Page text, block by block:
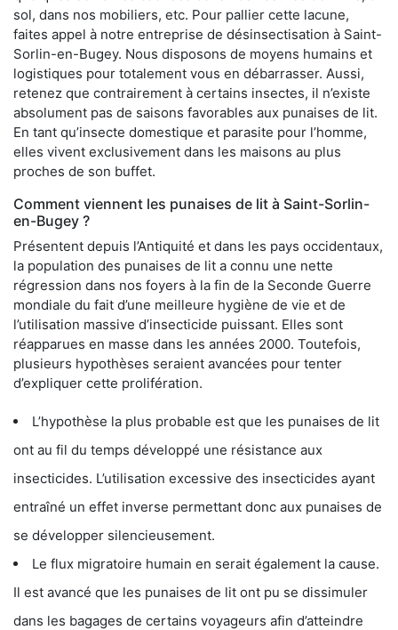
sol, dans nos mobiliers, etc. Pour pallier cette lacune,
faites appel à notre entreprise de désinsectisation à Saint-
Sorlin-en-Bugey. Nous disposons de moyens humains et
logistiques pour totalement vous en débarrasser. Aussi,
retenez que contrairement à certains insectes, il n’existe
absolument pas de saisons favorables aux punaises de lit.
En tant qu’insecte domestique et parasite pour l’homme,
elles vivent exclusivement dans les maisons au plus
proches de son buffet.
Comment viennent les punaises de lit à Saint-Sorlin-
en-Bugey ?
Présentent depuis l’Antiquité et dans les pays occidentaux,
la population des punaises de lit a connu une nette
régression dans nos foyers à la fin de la Seconde Guerre
mondiale du fait d’une meilleure hygiène de vie et de
l’utilisation massive d’insecticide puissant. Elles sont
réapparues en masse dans les années 2000. Toutefois,
plusieurs hypothèses seraient avancées pour tenter
d’expliquer cette prolifération.
L’hypothèse la plus probable est que les punaises de lit
ont au fil du temps développé une résistance aux
insecticides. L’utilisation excessive des insecticides ayant
entraîné un effet inverse permettant donc aux punaises de
se développer silencieusement.
Le flux migratoire humain en serait également la cause.
Il est avancé que les punaises de lit ont pu se dissimuler
dans les bagages de certains voyageurs afin d’atteindre